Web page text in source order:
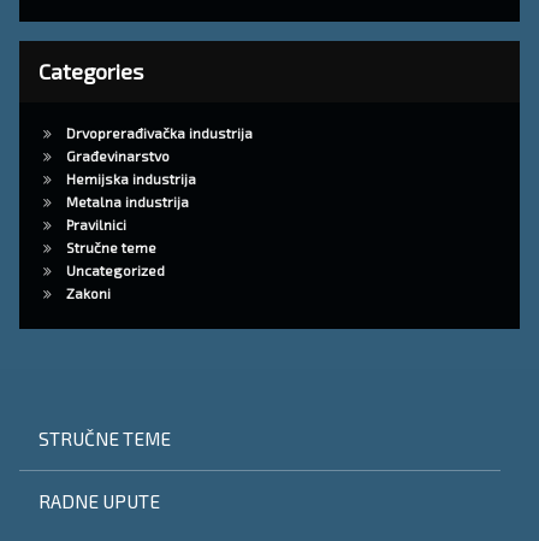
Categories
Drvoprerađivačka industrija
Građevinarstvo
Hemijska industrija
Metalna industrija
Pravilnici
Stručne teme
Uncategorized
Zakoni
STRUČNE TEME
RADNE UPUTE